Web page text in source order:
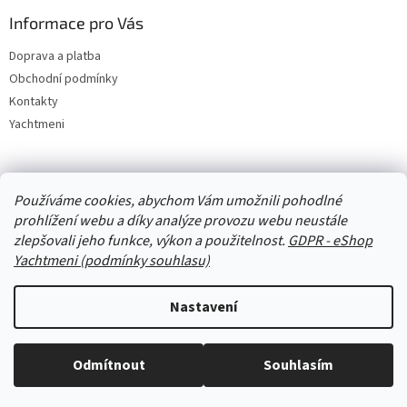
Používáme cookies, abychom Vám umožnili pohodlné
prohlížení webu a díky analýze provozu webu neustále
zlepšovali jeho funkce, výkon a použitelnost. GDPR - eShop
Yachtmeni (podmínky souhlasu)
Nastavení
Odmítnout Souhlasím
Informace pro Vás
Doprava a platba
Obchodní podmínky
Kontakty
Yachtmeni
Zboží.cz Heureka.cz Yachtmeni ComGate Payments, a.s.
Vytvořil Shoptet
Copyright 2026eShop Yachtmeni . Všechna práva vyhrazena.